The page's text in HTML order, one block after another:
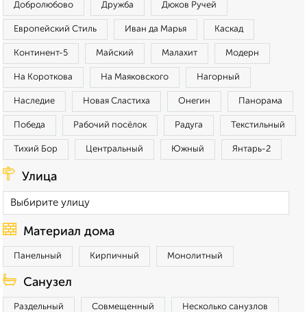
Добролюбово Дружба Дюков Ручей
Европейский Стиль Иван да Марья Каскад
Континент-5 Майский Малахит Модерн
На Короткова На Маяковского Нагорный
Наследие Новая Сластиха Онегин Панорама
Победа Рабочий посёлок Радуга Текстильный
Тихий Бор Центральный Южный Янтарь-2
Улица
Материал дома
Панельный Кирпичный Монолитный
Санузел
Раздельный Совмещенный Несколько санузлов